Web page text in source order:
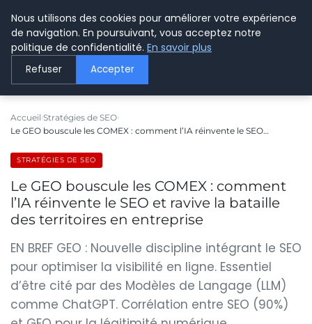
LE WEBMARKETING
Accueil Stratégies de SEO
Le GEO bouscule les COMEX : comment l’IA réinvente le SEO…
STRATÉGIES DE SEO
Le GEO bouscule les COMEX : comment
l’IA réinvente le SEO et ravive la bataille
des territoires en entreprise
EN BREF GEO : Nouvelle discipline intégrant le SEO
pour optimiser la visibilité en ligne. Essentiel
d’être cité par des Modèles de Langage (LLM)
comme ChatGPT. Corrélation entre SEO (90%)
Nous utilisons des cookies pour améliorer votre expérience
de navigation. En poursuivant, vous acceptez notre
politique de confidentialité. En savoir plus
Refuser Accepter